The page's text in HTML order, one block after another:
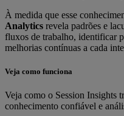
À medida que esse
Analytics revela padrões e
fluxos de trabalho, identificar
melhorias contínuas a cada
Veja como funciona
Veja como o Session Insights
conhecimento confiável e